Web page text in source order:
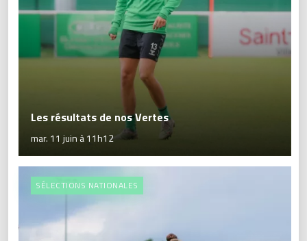
Les résultats de nos Vertes
mar. 11 juin à 11h12
SÉLECTIONS NATIONALES